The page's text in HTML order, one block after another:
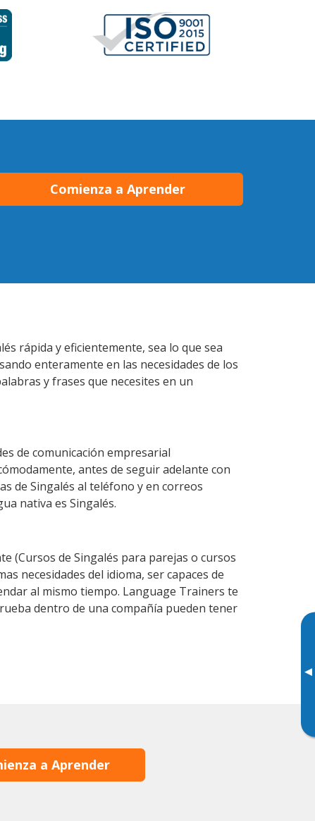
▸
Comienza a Aprender
rápida y eficientemente, sea lo que sea
enteramente en las necesidades de los
y frases que necesites en un
de comunicación empresarial
antes de seguir adelante con
de Singalés al teléfono y en correos
nativa es Singalés.
(Cursos de Singalés para parejas o cursos
necesidades del idioma, ser capaces de
al mismo tiempo. Language Trainers te
dentro de una compañía pueden tener
a Aprender